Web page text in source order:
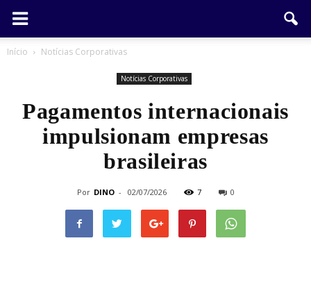
Início Notícias Corporativas
Notícias Corporativas
Pagamentos internacionais
impulsionam empresas
brasileiras
Por DINO - 02/07/2026 7 0